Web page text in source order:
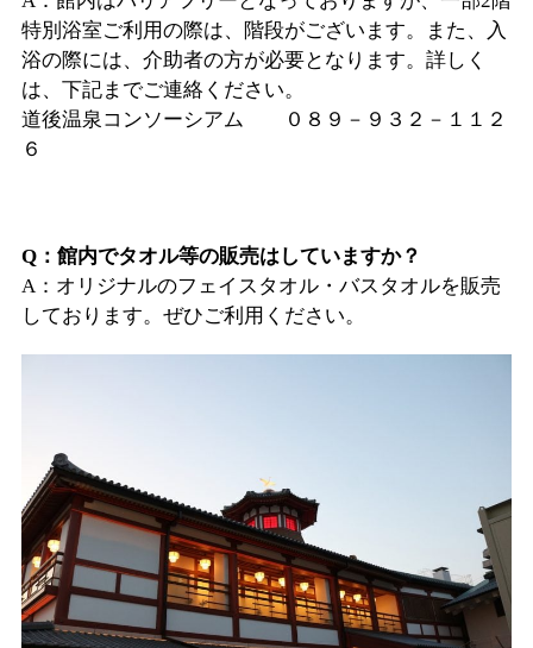
特別浴室ご利用の際は、階段がございます。また、入
浴の際には、介助者の方が必要となります。詳しく
は、下記までご連絡ください。
道後温泉コンソーシアム ０８９－９３２－１１２
６
Q：館内でタオル等の販売はしていますか？
A：オリジナルのフェイスタオル・バスタオルを販売
しております。ぜひご利用ください。